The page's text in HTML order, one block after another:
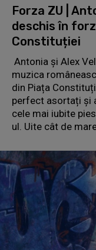
Forza ZU |
deschis în
Constituției
Antonia și Alex
muzica
din Piața
perfect asortați și
cele mai iubite
ul. Uite cât de